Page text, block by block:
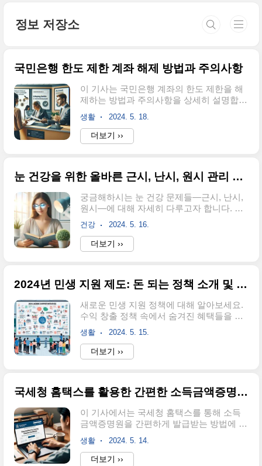
정보 저장소
국민은행 한도 제한 계좌 해제 방법과 주의사항
이 기사는 국민은행 계좌의 한도 제한을 해
제하는 방법과 주의사항을 상세히 설명합니
다. 국민은행이 설정한 한도 제한은 금융 사
기를 방지하기 위한 조치이지만, 이를 해제
하는 방법에 대해 궁금하신 분들을 위해 준
비했습니다. 여러분의 국민은행 계좌 관리
는 비대면 서비스를 선호하시는 분들에게도
사용에 관심이 있으시다면 이 기사를 참고
하세요! 한도 제한 계좌의 이해와 그 목적한
도 제한 계좌는 국민은행의 보안 정책 하에
설정되며, 보이스피싱과 불법적인 금융 활
동을 예방하는 역할을 합니다. 이런 계좌 제
방: 보이스피..
생활 2024. 5. 18.
더보기 ››
눈 건강을 위한 올바른 근시, 난시, 원시 관리 및 관리 팁
궁금해하시는 눈 건강 문제들—근시, 난시,
원시—에 대해 자세히 다루고자 합니다. 이
글에서는 눈 건강을 효과적으로 관리하는
방법과 유용한 관리 팁을 소개할 것입니다.
눈의 중요성부터 근시, 난시, 원시의 특징 및
차이점에 이르기까지 체계적으로 탐구해보
선할 수 있는 핵심 정보를 발견하실 수 있을
원시의 차이눈 건강은 일상 생활에서 큰 역
할을 하며, 종종 그 중요성을 간과하기 쉽습
니다. 눈은 마음의 창으로 불리울 정도로, 우
리의 삶과 건강에 큰 영향을 끼칩니다. 따라
서, 근시, 난시, 원시 같은 눈 문제를 정확히
건강 2024. 5. 16.
더보기 ››
2024년 민생 지원 제도: 돈 되는 정책 소개 및 혜택 확인하기
새로운 민생 지원 정책에 대해 알아보세요.
수익 창출 정책 속에서 숨겨진 혜택들을 살
펴보고, 국민의 생활을 더욱 풍성하게 만들
어 줄 다양한 지원 프로그램들을 소개합니
다. K-패스를 이용하여 대중교통비를 최대
53%까지 환급받는 방법부터, 청년을 위한
방안까지 모두 알아보세요. 또한, 농할상품
매하는 방법에 대해서도 설명합니다. 지금
이 기사를 통해 2024년의 민생 지원 제도가
어떻게 변화하고 있는지 확인해보세요. K-
민 대상, 5월 1일부터 시작K-패스는 2024년
생활 2024. 5. 15.
더보기 ››
국세청 홈택스를 활용한 간편한 소득금액증명원 발급 방법
이 기사에서는 국세청 홈택스를 통해 소득
금액증명원을 간편하게 발급받는 방법에 대
해 자세히 설명해 드립니다. 소득금액증명
원의 중요성과 의미를 이해하고, 국세청 홈
택스를 활용한 발급 절차를 순서대로 안내
생활 2024. 5. 14.
더보기 ››